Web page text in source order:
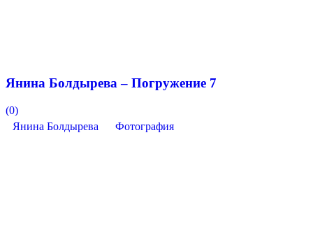
Янина Болдырева – Погружение 7
(0)
Янина Болдырева
Фотография